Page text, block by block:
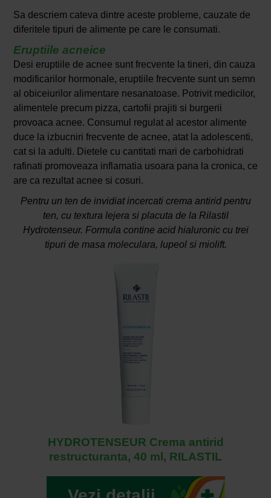
Sa descriem cateva dintre aceste probleme, cauzate de
diferitele tipuri de alimente pe care le consumati.
Eruptiile acneice
Desi eruptiile de acnee sunt frecvente la tineri, din cauza
modificarilor hormonale, eruptiile frecvente sunt un semn
al obiceiurilor alimentare nesanatoase. Potrivit medicilor,
alimentele precum pizza, cartofii prajiti si burgerii
provoaca acnee. Consumul regulat al acestor alimente
duce la izbucniri frecvente de acnee, atat la adolescenti,
cat si la adulti. Dietele cu cantitati mari de carbohidrati
rafinati promoveaza inflamatia usoara pana la cronica, ce
are ca rezultat acnee si cosuri.
Pentru un ten de invidiat incercati crema antirid pentru
ten, cu textura lejera si placuta de la Rilastil
Hydrotenseur. Formula contine acid hialuronic cu trei
tipuri de masa moleculara, lupeol si miolift.
HYDROTENSEUR Crema antirid
restructuranta, 40 ml, RILASTIL